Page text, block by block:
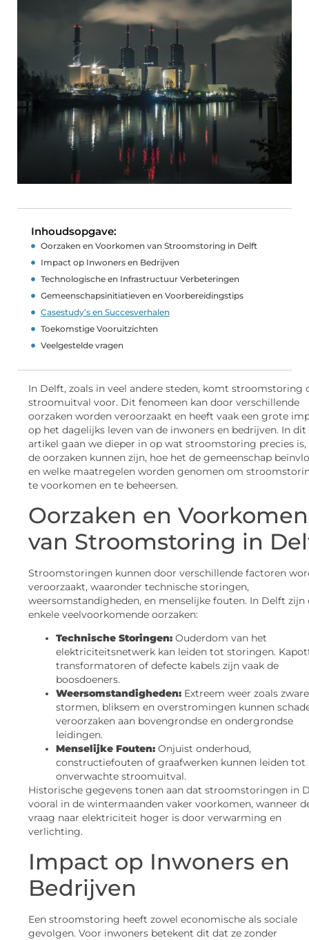
Inhoudsopgave:
Oorzaken en Voorkomen van Stroomstoring in Delft
Impact op Inwoners en Bedrijven
Technologische en Infrastructuur Verbeteringen
Gemeenschapsinitiatieven en Voorbereidingstips
Casestudy’s en Succesverhalen
Toekomstige Vooruitzichten
Veelgestelde vragen
In Delft, zoals in veel andere steden, komt stroomstoring
stroomuitval voor. Dit fenomeen kan door verschillende
oorzaken worden veroorzaakt en heeft vaak een grote
op het dagelijks leven van de inwoners en bedrijven. In dit
artikel gaan we dieper in op wat stroomstoring precies is,
de oorzaken kunnen zijn, hoe het de gemeenschap
en welke maatregelen worden genomen om
te voorkomen en te beheersen.
Oorzaken en Voorkomen
van Stroomstoring in
Stroomstoringen kunnen door verschillende factoren
veroorzaakt, waaronder technische storingen,
weersomstandigheden, en menselijke fouten. In Delft zijn
enkele veelvoorkomende oorzaken:
Technische Storingen: Ouderdom van het
elektriciteitsnetwerk kan leiden tot storingen.
transformatoren of defecte kabels zijn vaak de
boosdoeners.
Weersomstandigheden: Extreem weer zoals zware
stormen, bliksem en overstromingen kunnen
veroorzaken aan bovengrondse en ondergrondse
leidingen.
Menselijke Fouten: Onjuist onderhoud,
constructiefouten of graafwerken kunnen leiden tot
onverwachte stroomuitval.
Historische gegevens tonen aan dat stroomstoringen in
vooral in de wintermaanden vaker voorkomen, wanneer
vraag naar elektriciteit hoger is door verwarming en
verlichting.
Impact op Inwoners en
Bedrijven
Een stroomstoring heeft zowel economische als sociale
gevolgen. Voor inwoners betekent dit dat ze zonder